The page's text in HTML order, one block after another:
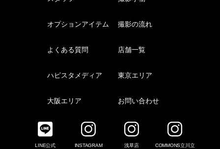
オプションアイテム 撮影の流れ
よくある質問 店舗一覧
ハピスタメディア 東京エリア
大阪エリア お問い合わせ
LINE公式
INSTAGRAM
浅草店
COMMONS立川立